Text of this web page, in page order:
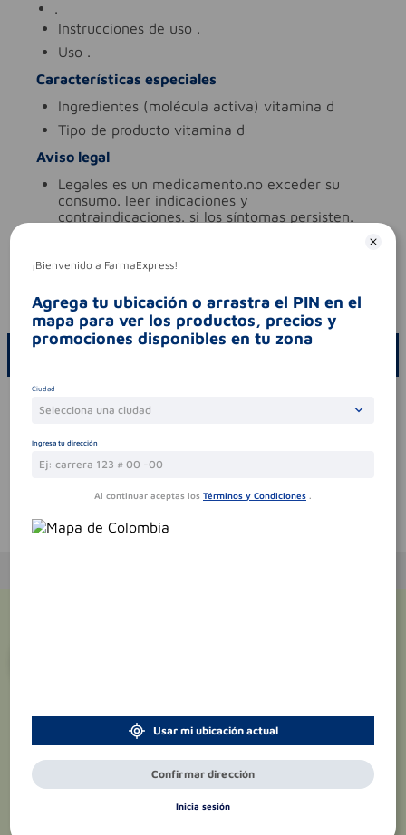
.
instrucciones de uso .
uso .
Características especiales
ingredientes (molécula activa) vitamina d
tipo de producto vitamina d
Aviso legal
legales es un medicamento.no exceder su
consumo. leer indicaciones y
contraindicaciones. si los síntomas persisten.
codigo invima 2022m-0017442-r1
ESCRIBE UN COMENTARIO
Te puede interesar
¡Bienvenido a FarmaExpress!
Agrega tu ubicación o arrastra el PIN en el
mapa para ver los productos, precios y
promociones disponibles en tu zona
Ciudad
Selecciona una ciudad
Ingresa tu dirección
Al continuar aceptas los Términos y Condiciones .
Usar mi ubicación actual
Confirmar dirección
Inicia sesión